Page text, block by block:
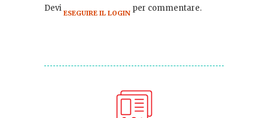
Devi ESEGUIRE IL LOGIN per commentare.